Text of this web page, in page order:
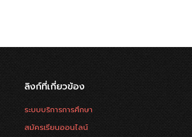
ลิงก์ที่เกี่ยวข้อง
ระบบบริการการศึกษา
สมัครเรียนออนไลน์